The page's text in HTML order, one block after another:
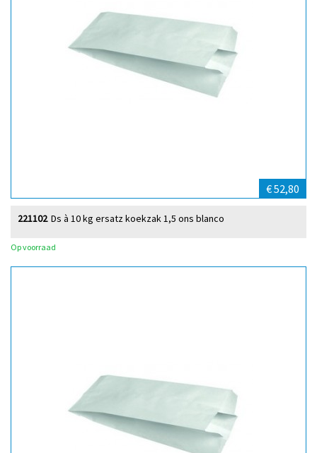
€ 52,80
Ds à 10 kg ersatz koekzak 1,5 ons blanco
221102
Op voorraad